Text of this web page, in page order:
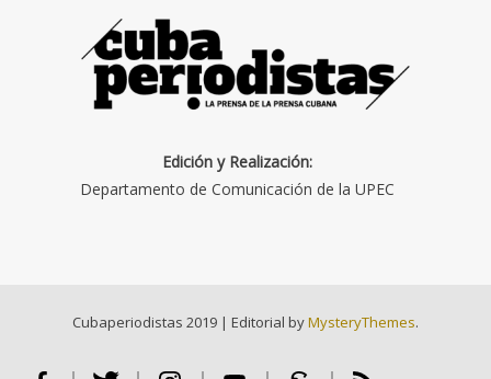
Edición y Realización:
Departamento de Comunicación de la UPEC
Cubaperiodistas 2019 | Editorial byMysteryThemes.